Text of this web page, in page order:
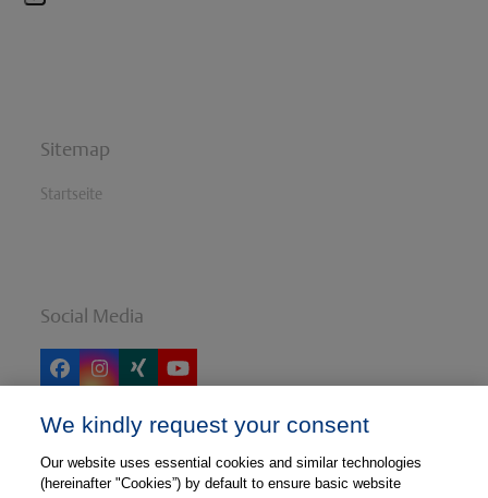
firstSitemap
Startseite
Social Media
FacebookInstagram
XingYouTube
Thieme
We kindly request your consent
Our website uses essential cookies and similar technologies
(hereinafter "Cookies”) by default to ensure basic website